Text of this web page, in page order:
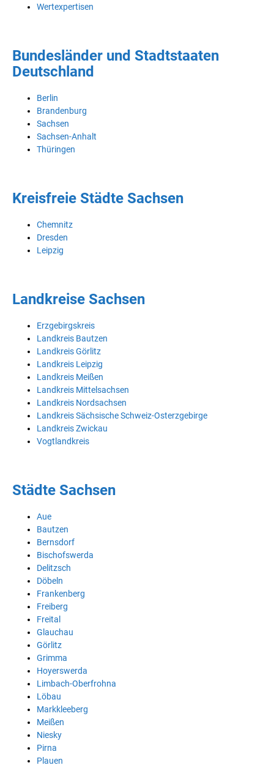
Wertexpertisen
Bundesländer und Stadtstaaten
Deutschland
Berlin
Brandenburg
Sachsen
Sachsen-Anhalt
Thüringen
Kreisfreie Städte Sachsen
Chemnitz
Dresden
Leipzig
Landkreise Sachsen
Erzgebirgskreis
Landkreis Bautzen
Landkreis Görlitz
Landkreis Leipzig
Landkreis Meißen
Landkreis Mittelsachsen
Landkreis Nordsachsen
Landkreis Sächsische Schweiz-Osterzgebirge
Landkreis Zwickau
Vogtlandkreis
Städte Sachsen
Aue
Bautzen
Bernsdorf
Bischofswerda
Delitzsch
Döbeln
Frankenberg
Freiberg
Freital
Glauchau
Görlitz
Grimma
Hoyerswerda
Limbach-Oberfrohna
Löbau
Markkleeberg
Meißen
Niesky
Pirna
Plauen